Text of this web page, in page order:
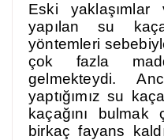
Eski
yapılan su
yöntemleri
çok fazla
gelmekteydi.
yaptığımız su
kaçağını
birkaç fayans